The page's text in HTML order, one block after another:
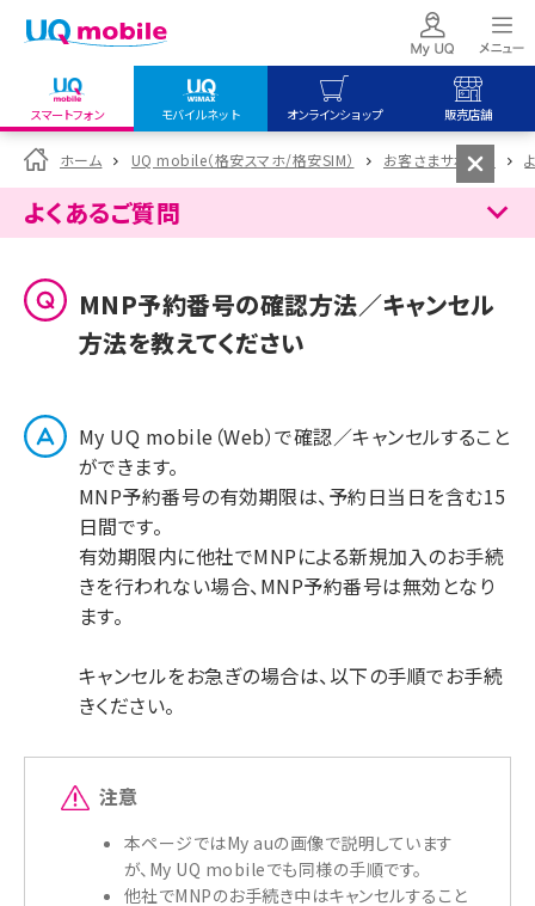
スマートフォン モバイルネット オンラインショップ 販売店舗
my UQ WiMAX
UQ WiMAX ご契約の方
My UQ mobile
UQ mobile
データチャージサイト
UQ mobile
オンラインショップ
UQ WiMAX
UQ mobile
販売店舗
UQ WiMAX
ホーム UQ mobile（格安スマホ/格安SIM） お客さまサポート
よくあるご質問
MNP予約番号の確認方法／キャンセル
方法を教えてください
My UQ mobile（Web）で確認／キャンセルすること
ができます。
MNP予約番号の有効期限は、予約日当日を含む15
日間です。
有効期限内に他社でMNPによる新規加入のお手続
きを行われない場合、MNP予約番号は無効となり
ます。
キャンセルをお急ぎの場合は、以下の手順でお手続
きください。
注意
本ページではMy auの画像で説明しています
が、My UQ mobileでも同様の手順です。
他社でMNPのお手続き中はキャンセルすること